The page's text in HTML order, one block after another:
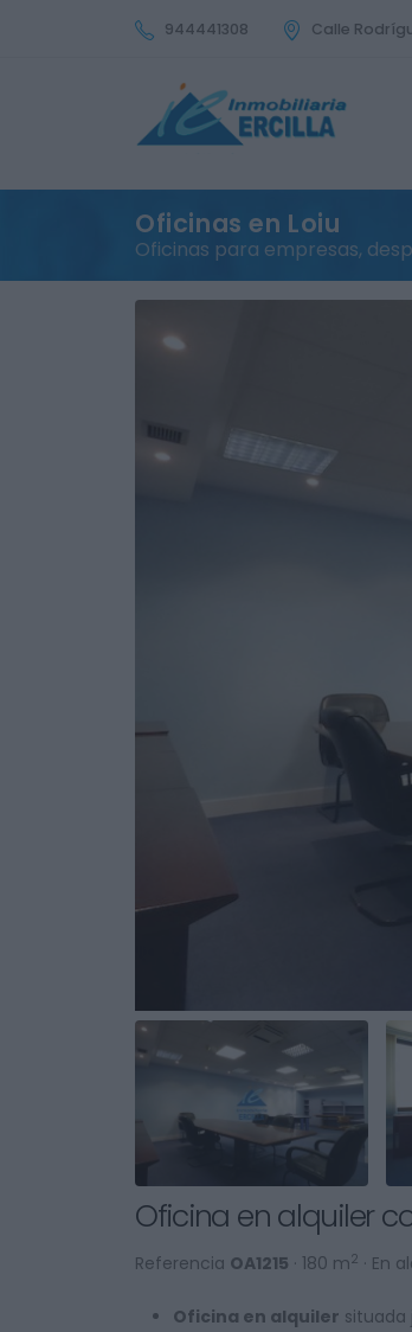
944441308 Calle
Oficinas en Loiu
Oficinas para empresas,
Oficina en alquiler
Referencia OA1215 · 180 m2 · En
Oficina en alquiler situada